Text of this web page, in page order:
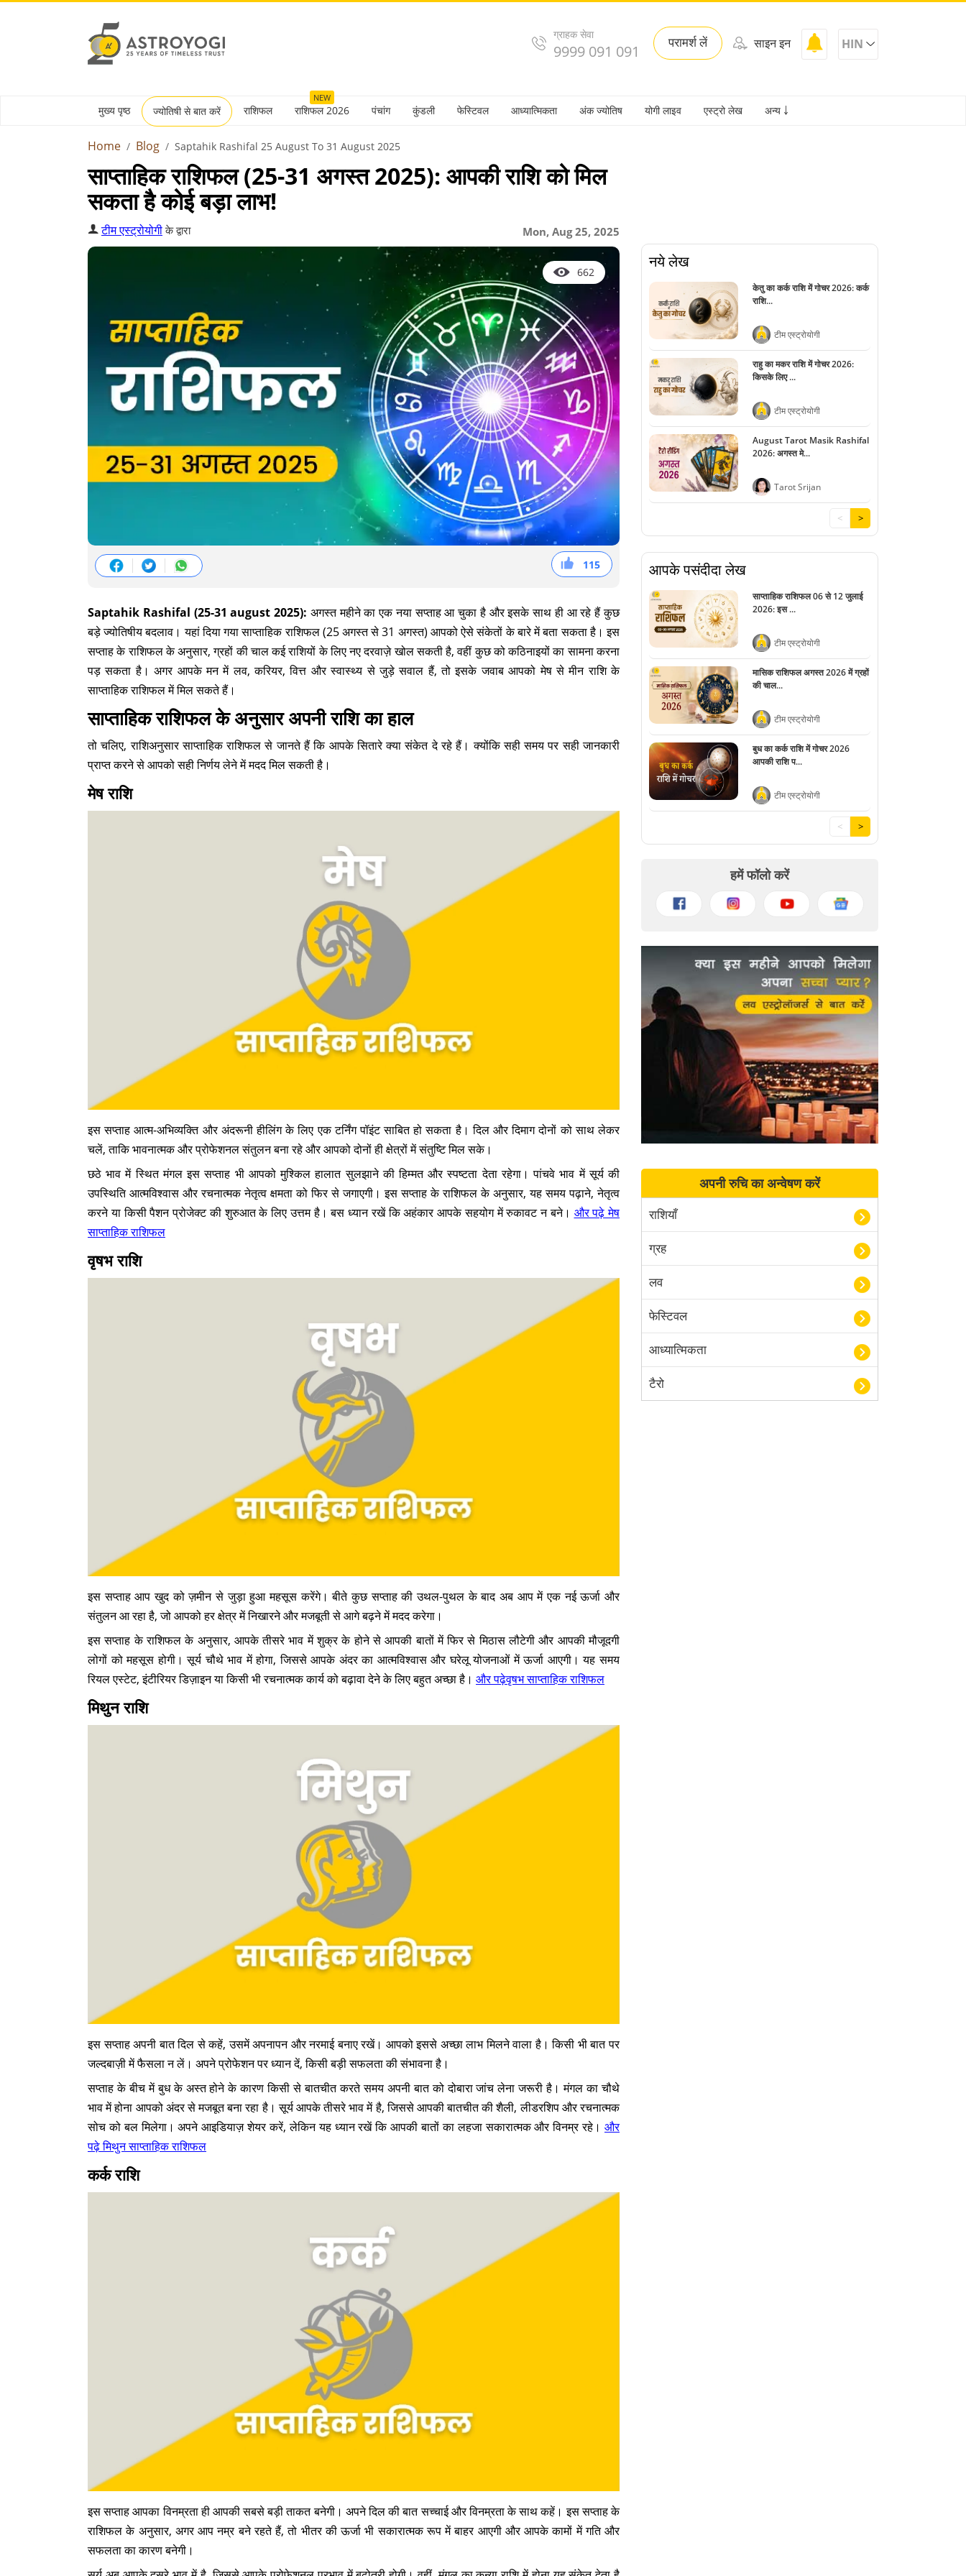
ग्राहक सेवा
9999 091 091 परामर्श लें साइन इन HIN
मुख्य पृष्ठ ज्योतिषी से बात करें राशिफल
NEW
राशिफल 2026 पंचांग कुंडली फेस्टिवल आध्यात्मिकता अंक ज्योतिष योगी लाइव एस्ट्रो लेख अन्य ￬
Home Blog Saptahik Rashifal 25 August To 31 August 2025
साप्ताहिक राशिफल (25-31 अगस्त 2025): आपकी राशि को मिल
सकता है कोई बड़ा लाभ!
Mon, Aug 25, 2025
टीम एस्ट्रोयोगीके द्वारा
662
115
38
36
41
Saptahik Rashifal (25-31 august 2025): अगस्त महीने का एक नया सप्ताह आ चुका है और इसके साथ ही आ रहे हैं कुछ
बड़े ज्योतिषीय बदलाव। यहां दिया गया साप्ताहिक राशिफल (25 अगस्त से 31 अगस्त) आपको ऐसे संकेतों के बारे में बता सकता है। इस
सप्ताह के राशिफल के अनुसार, ग्रहों की चाल कई राशियों के लिए नए दरवाज़े खोल सकती है, वहीं कुछ को कठिनाइयों का सामना करना
पड़ सकता है। अगर आपके मन में लव, करियर, वित्त और स्वास्थ्य से जुड़े सवाल हैं, तो इसके जवाब आपको मेष से मीन राशि के
साप्ताहिक राशिफल में मिल सकते हैं।
साप्ताहिक राशिफल के अनुसार अपनी राशि का हाल
तो चलिए, राशिअनुसार साप्ताहिक राशिफल से जानते हैं कि आपके सितारे क्या संकेत दे रहे हैं। क्योंकि सही समय पर सही जानकारी
प्राप्त करने से आपको सही निर्णय लेने में मदद मिल सकती है।
मेष राशि
इस सप्ताह आत्म-अभिव्यक्ति और अंदरूनी हीलिंग के लिए एक टर्निंग पॉइंट साबित हो सकता है। दिल और दिमाग दोनों को साथ लेकर
चलें, ताकि भावनात्मक और प्रोफेशनल संतुलन बना रहे और आपको दोनों ही क्षेत्रों में संतुष्टि मिल सके।
छठे भाव में स्थित मंगल इस सप्ताह भी आपको मुश्किल हालात सुलझाने की हिम्मत और स्पष्टता देता रहेगा। पांचवे भाव में सूर्य की
उपस्थिति आत्मविश्वास और रचनात्मक नेतृत्व क्षमता को फिर से जगाएगी। इस सप्ताह के राशिफल के अनुसार, यह समय पढ़ाने, नेतृत्व
करने या किसी पैशन प्रोजेक्ट की शुरुआत के लिए उत्तम है। बस ध्यान रखें कि अहंकार आपके सहयोग में रुकावट न बने। और पढ़े मेष
साप्ताहिक राशिफल
वृषभ राशि
इस सप्ताह आप खुद को ज़मीन से जुड़ा हुआ महसूस करेंगे। बीते कुछ सप्ताह की उथल-पुथल के बाद अब आप में एक नई ऊर्जा और
संतुलन आ रहा है, जो आपको हर क्षेत्र में निखारने और मजबूती से आगे बढ़ने में मदद करेगा।
इस सप्ताह के राशिफल के अनुसार, आपके तीसरे भाव में शुक्र के होने से आपकी बातों में फिर से मिठास लौटेगी और आपकी मौजूदगी
लोगों को महसूस होगी। सूर्य चौथे भाव में होगा, जिससे आपके अंदर का आत्मविश्वास और घरेलू योजनाओं में ऊर्जा आएगी। यह समय
रियल एस्टेट, इंटीरियर डिज़ाइन या किसी भी रचनात्मक कार्य को बढ़ावा देने के लिए बहुत अच्छा है। और पढ़ेवृषभ साप्ताहिक राशिफल
मिथुन राशि
इस सप्ताह अपनी बात दिल से कहें, उसमें अपनापन और नरमाई बनाए रखें। आपको इससे अच्छा लाभ मिलने वाला है। किसी भी बात पर
जल्दबाज़ी में फैसला न लें। अपने प्रोफेशन पर ध्यान दें, किसी बड़ी सफलता की संभावना है।
सप्ताह के बीच में बुध के अस्त होने के कारण किसी से बातचीत करते समय अपनी बात को दोबारा जांच लेना जरूरी है। मंगल का चौथे
भाव में होना आपको अंदर से मजबूत बना रहा है। सूर्य आपके तीसरे भाव में है, जिससे आपकी बातचीत की शैली, लीडरशिप और रचनात्मक
सोच को बल मिलेगा। अपने आइडियाज़ शेयर करें, लेकिन यह ध्यान रखें कि आपकी बातों का लहजा सकारात्मक और विनम्र रहे। और
पढ़े मिथुन साप्ताहिक राशिफल
कर्क राशि
इस सप्ताह आपका विनम्रता ही आपकी सबसे बड़ी ताकत बनेगी। अपने दिल की बात सच्चाई और विनम्रता के साथ कहें। इस सप्ताह के
राशिफल के अनुसार, अगर आप नम्र बने रहते हैं, तो भीतर की ऊर्जा भी सकारात्मक रूप में बाहर आएगी और आपके कामों में गति और
सफलता का कारण बनेगी।
नये लेख
केतु का कर्क राशि में गोचर 2026: कर्क
राशि...
टीम एस्ट्रोयोगी
राहु का मकर राशि में गोचर 2026:
किसके लिए ...
टीम एस्ट्रोयोगी
August Tarot Masik Rashifal
2026: अगस्त मे...
Tarot Srijan
< >
आपके पसंदीदा लेख
साप्ताहिक राशिफल 06 से 12 जुलाई
2026: इस ...
टीम एस्ट्रोयोगी
मासिक राशिफल अगस्त 2026 में ग्रहों
की चाल...
टीम एस्ट्रोयोगी
बुध का कर्क राशि में गोचर 2026
आपकी राशि प...
टीम एस्ट्रोयोगी
< >
हमें फॉलो करें
अपनी रुचि का अन्वेषण करें
राशियाँ
ग्रह
लव
फेस्टिवल
आध्यात्मिकता
टैरो